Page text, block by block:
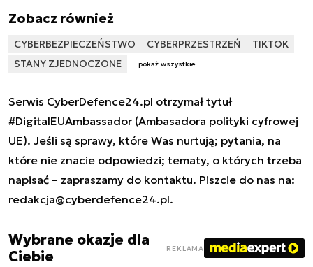
Zobacz również
CYBERBEZPIECZEŃSTWO CYBERPRZESTRZEŃ
TIKTOK
STANY ZJEDNOCZONE
pokaż wszystkie
Serwis CyberDefence24.pl otrzymał tytuł
#DigitalEUAmbassador (Ambasadora polityki cyfrowej
UE). Jeśli są sprawy, które Was nurtują; pytania, na
które nie znacie odpowiedzi; tematy, o których trzeba
napisać – zapraszamy do kontaktu. Piszcie do nas na:
redakcja@cyberdefence24.pl.
Wybrane okazje dla
Ciebie
REKLAMA